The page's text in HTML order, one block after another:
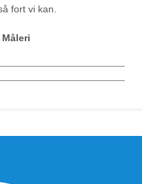
fort vi kan.